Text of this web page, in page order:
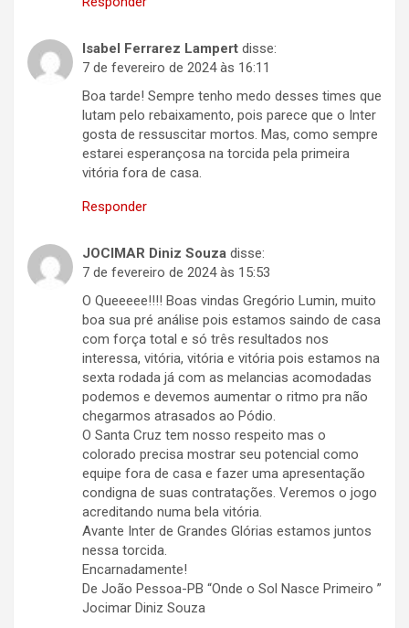
Isabel Ferrarez Lampert disse:
7 de fevereiro de 2024 às 16:11
Boa tarde! Sempre tenho medo desses times que
lutam pelo rebaixamento, pois parece que o Inter
gosta de ressuscitar mortos. Mas, como sempre
estarei esperançosa na torcida pela primeira
vitória fora de casa.
Responder
JOCIMAR Diniz Souza disse:
7 de fevereiro de 2024 às 15:53
O Queeeee!!!! Boas vindas Gregório Lumin, muito
boa sua pré análise pois estamos saindo de casa
com força total e só três resultados nos
interessa, vitória, vitória e vitória pois estamos na
sexta rodada já com as melancias acomodadas
podemos e devemos aumentar o ritmo pra não
chegarmos atrasados ao Pódio.
O Santa Cruz tem nosso respeito mas o
colorado precisa mostrar seu potencial como
equipe fora de casa e fazer uma apresentação
condigna de suas contratações. Veremos o jogo
acreditando numa bela vitória.
Avante Inter de Grandes Glórias estamos juntos
nessa torcida.
Encarnadamente!
De João Pessoa-PB “Onde o Sol Nasce Primeiro ”
Jocimar Diniz Souza